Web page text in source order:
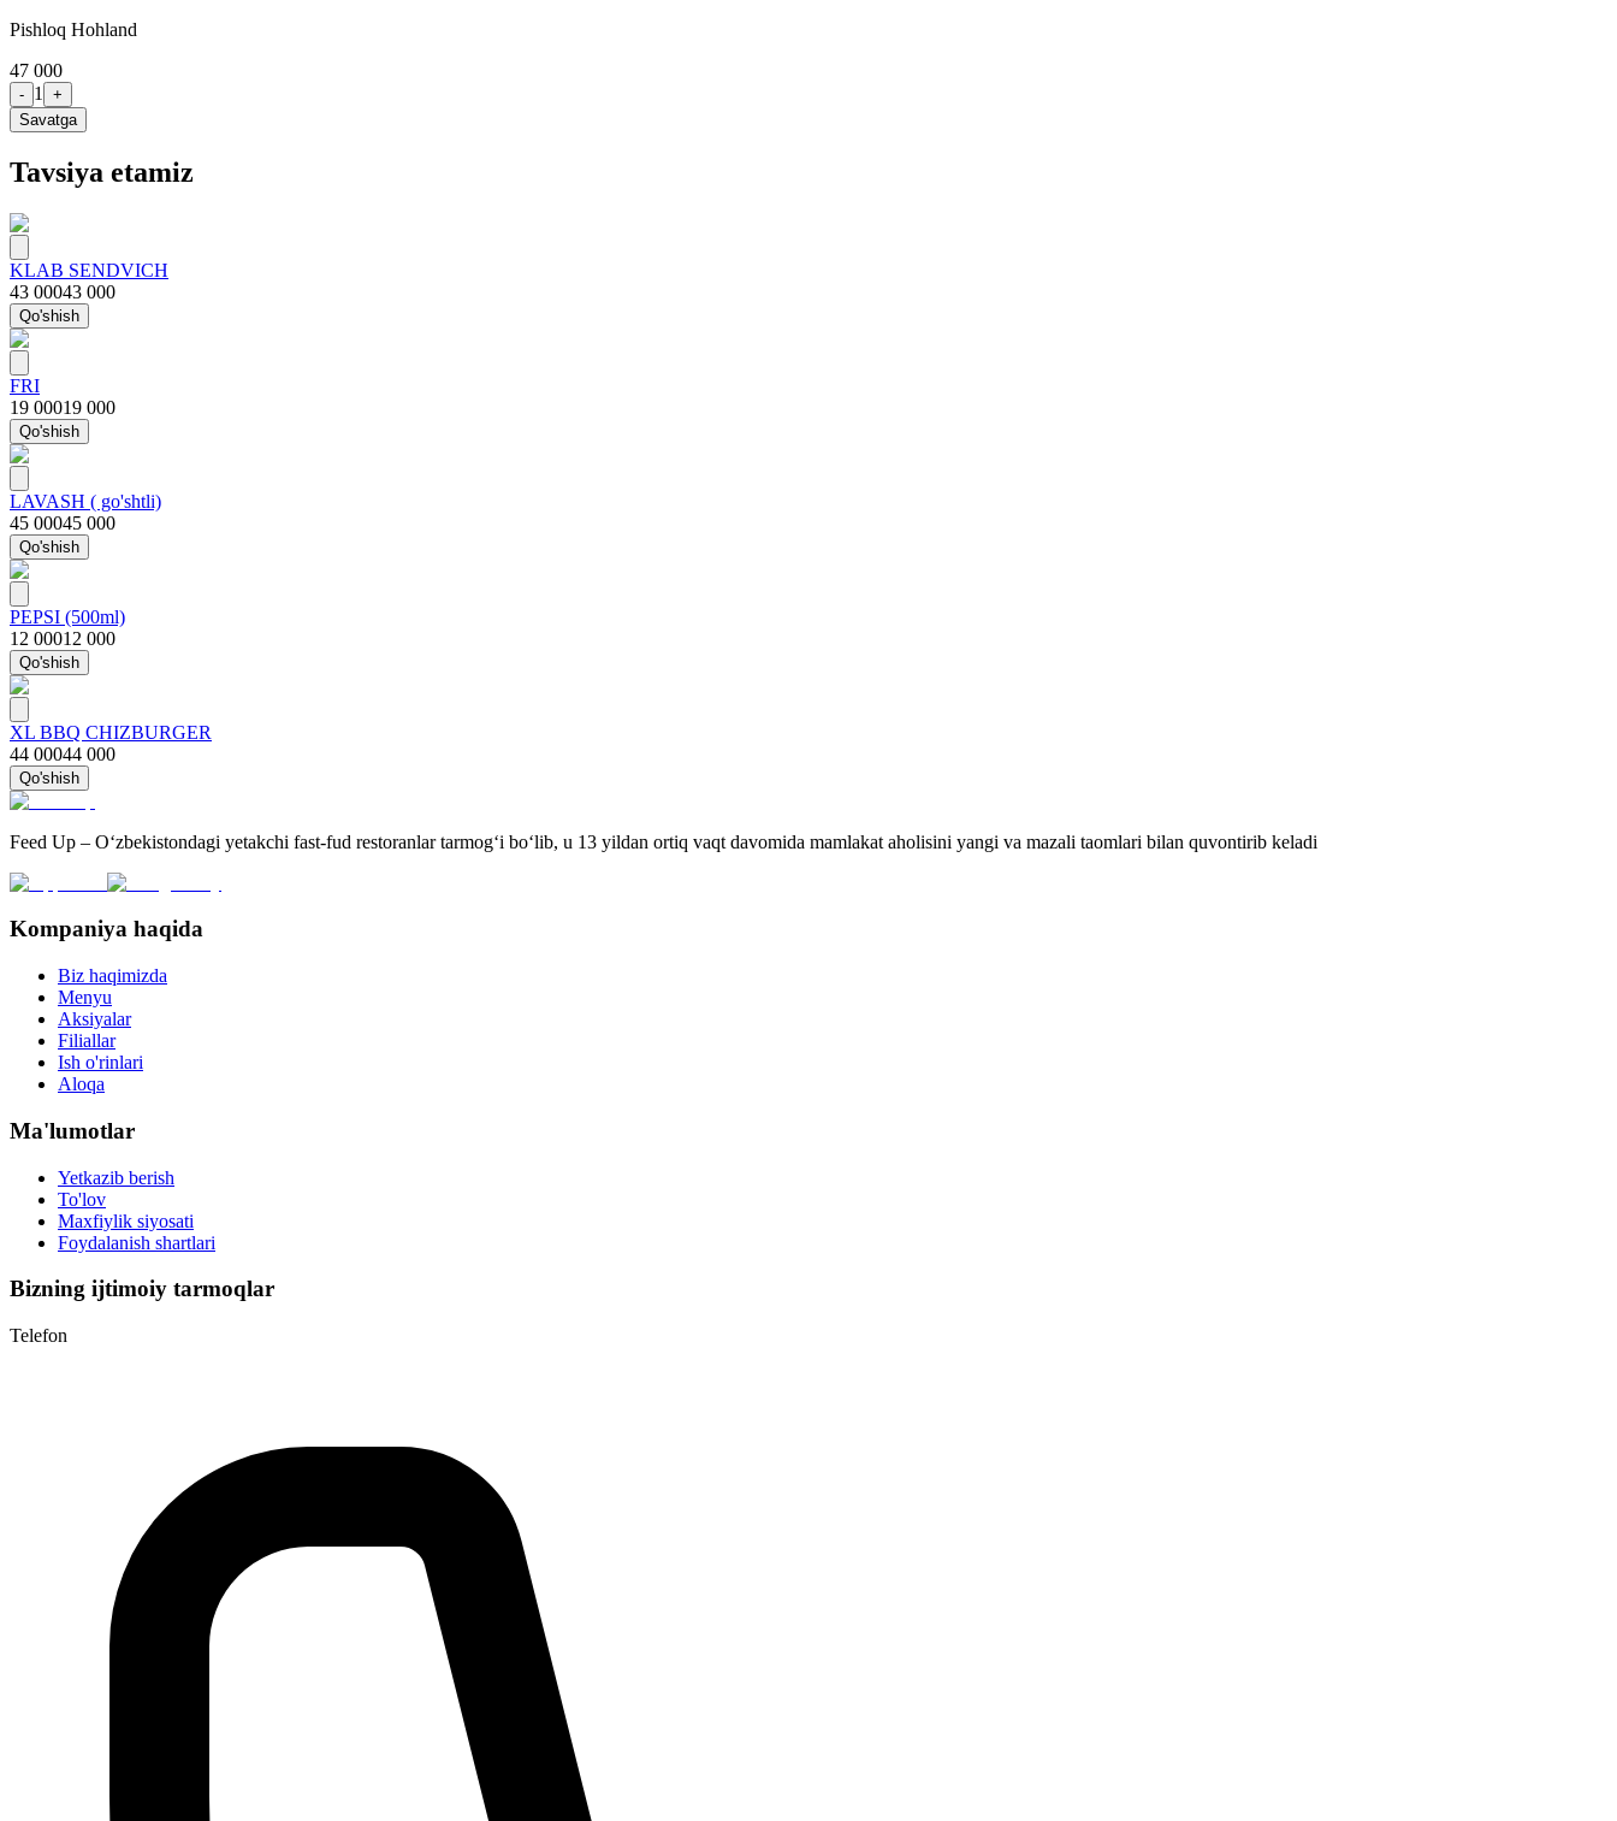
Pishloq Hohland
47 000
- 1
+
Savatga
Tavsiya etamiz
KLAB SENDVICH
43 00043 000
Qo'shish
FRI
19 00019 000
Qo'shish
LAVASH ( go'shtli)
45 00045 000
Qo'shish
PEPSI (500ml)
12 00012 000
Qo'shish
XL BBQ CHIZBURGER
44 00044 000
Qo'shish
Feed Up – O‘zbekistondagi yetakchi fast-fud restoranlar tarmog‘i bo‘lib, u 13 yildan ortiq vaqt davomida mamlakat aholisini yangi va mazali taomlari bilan quvontirib keladi
Kompaniya haqida
Biz haqimizda
Menyu
Aksiyalar
Filiallar
Ish o'rinlari
Aloqa
Ma'lumotlar
Yetkazib berish
To'lov
Maxfiylik siyosati
Foydalanish shartlari
Bizning ijtimoiy tarmoqlar
Telefon